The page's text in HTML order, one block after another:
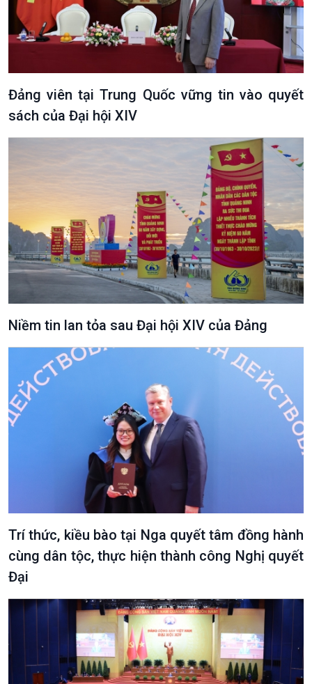
Góc nhìn VOV1
Bình luận
10 phút Sự kiện - Luận bàn
Câu chuyện thời sự
Dòng chảy sự kiện
Đối thoại
Diễn đàn chủ nhật
Đảng viên tại Trung Quốc vững tin vào quyết
sách của Đại hội XIV
Niềm tin lan tỏa sau Đại hội XIV của Đảng
Trí thức, kiều bào tại Nga quyết tâm đồng hành
cùng dân tộc, thực hiện thành công Nghị quyết
Đại